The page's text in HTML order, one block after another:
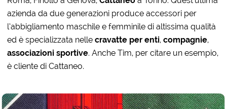
azienda da due generazioni produce accessori per
l’abbigliamento maschile e femminile di altissima qualità
ed è specializzata nellecravatte per enti, compagnie,
associazioni sportive. Anche Tim, per citare un esempio,
è cliente di Cattaneo.